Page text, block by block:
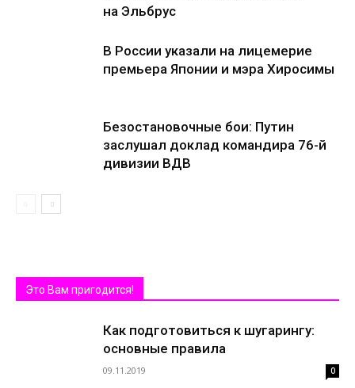
на Эльбрус
В России указали на лицемерие
премьера Японии и мэра Хиросимы
Безостановочные бои: Путин
заслушал доклад командира 76-й
дивизии ВДВ
Это Вам пригодится!
Как подготовиться к шугарингу:
основные правила
09.11.2019 0